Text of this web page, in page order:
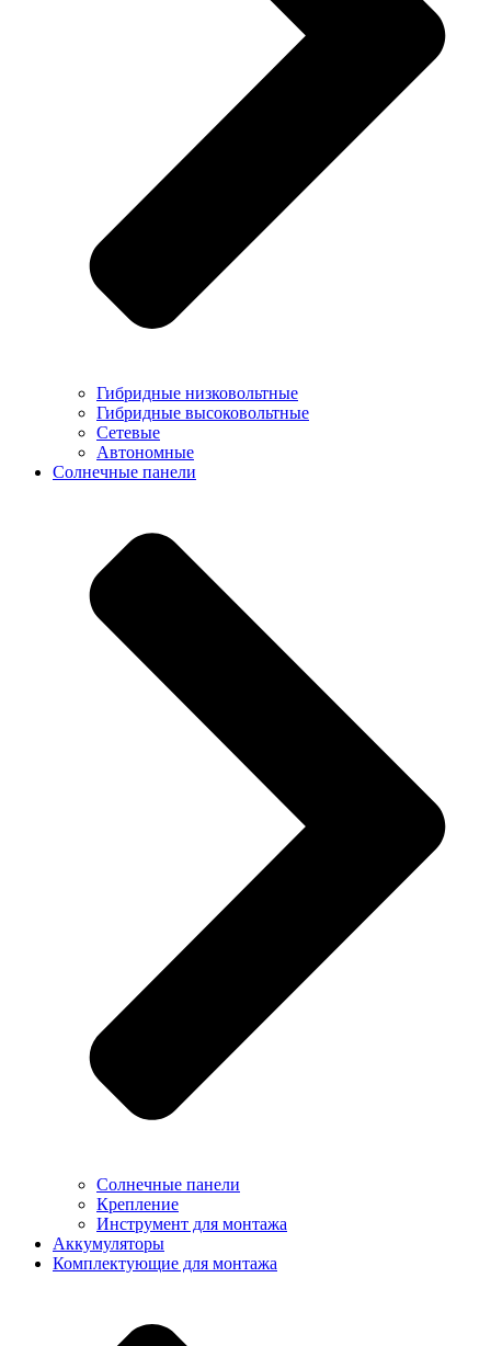
Гибридные низковольтные
Гибридные высоковольтные
Сетевые
Автономные
Солнечные панели
Солнечные панели
Крепление
Инструмент для монтажа
Аккумуляторы
Комплектующие для монтажа